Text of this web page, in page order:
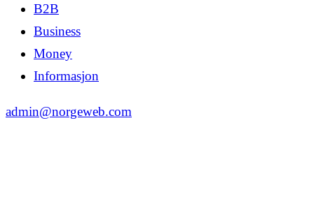
B2B
Business
Money
Informasjon
admin@norgeweb.com